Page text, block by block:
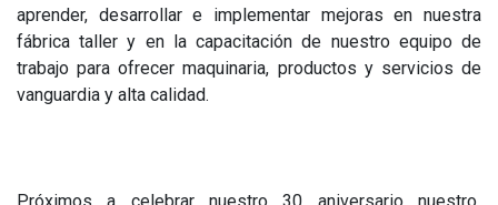
aprender, desarrollar e implementar mejoras en nuestra
fábrica taller y en la capacitación de nuestro equipo de
trabajo para ofrecer maquinaria, productos y servicios de
vanguardia y alta calidad.